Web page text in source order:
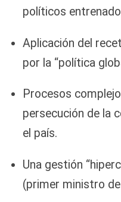
políticos
Aplicación del
por la “política
Procesos
persecución de la
el país.
Una gestión
(primer ministro